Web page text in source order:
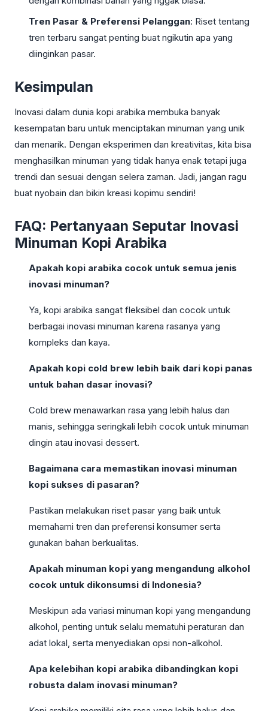
Tren Pasar & Preferensi Pelanggan: Riset tentang
tren terbaru sangat penting buat ngikutin apa yang
diinginkan pasar.
Kesimpulan
Inovasi dalam dunia kopi arabika membuka banyak
kesempatan baru untuk menciptakan minuman yang unik
dan menarik. Dengan eksperimen dan kreativitas, kita bisa
menghasilkan minuman yang tidak hanya enak tetapi juga
trendi dan sesuai dengan selera zaman. Jadi, jangan ragu
buat nyobain dan bikin kreasi kopimu sendiri!
FAQ: Pertanyaan Seputar Inovasi
Minuman Kopi Arabika
Apakah kopi arabika cocok untuk semua jenis
inovasi minuman?
Ya, kopi arabika sangat fleksibel dan cocok untuk
berbagai inovasi minuman karena rasanya yang
kompleks dan kaya.
Apakah kopi cold brew lebih baik dari kopi panas
untuk bahan dasar inovasi?
Cold brew menawarkan rasa yang lebih halus dan
manis, sehingga seringkali lebih cocok untuk minuman
dingin atau inovasi dessert.
Bagaimana cara memastikan inovasi minuman
kopi sukses di pasaran?
Pastikan melakukan riset pasar yang baik untuk
memahami tren dan preferensi konsumer serta
gunakan bahan berkualitas.
Apakah minuman kopi yang mengandung alkohol
cocok untuk dikonsumsi di Indonesia?
Meskipun ada variasi minuman kopi yang mengandung
alkohol, penting untuk selalu mematuhi peraturan dan
adat lokal, serta menyediakan opsi non-alkohol.
Apa kelebihan kopi arabika dibandingkan kopi
robusta dalam inovasi minuman?